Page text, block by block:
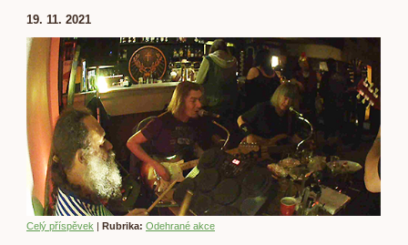
19. 11. 2021
Celý příspěvek | Rubrika: Odehrané akce